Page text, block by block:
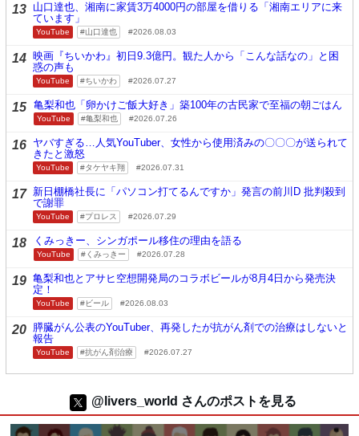
13 山口達也、湘南に家賃3万4000円の部屋を借りる「湘南エリアに来
ています」
YouTube 山口達也 2026.08.03
14 映画『ちいかわ』初日9.3億円。観た人から「こんな話なの」と困
惑の声も
YouTube ちいかわ 2026.07.27
15 亀梨和也「卵かけご飯大好き」築100年の古民家で至福の朝ごはん
YouTube 亀梨和也 2026.07.26
16 ヤバすぎる…人気YouTuber、女性から使用済みの〇〇〇が送られて
きたと激怒
YouTube タケヤキ翔 2026.07.31
17 新日棚橋社長に「パソコン打てるんですか」発言の前川D 批判殺到
で謝罪
YouTube プロレス 2026.07.29
18 くみっきー、シンガポール移住の理由を語る
YouTube くみっきー 2026.07.28
19 亀梨和也とアサヒ空想開発局のコラボビールが8月4日から発売決
定！
YouTube ビール 2026.08.03
20 膵臓がん公表のYouTuber、再発したが抗がん剤での治療はしないと
報告
YouTube 抗がん剤治療 2026.07.27
@livers_world さんのポストを見る